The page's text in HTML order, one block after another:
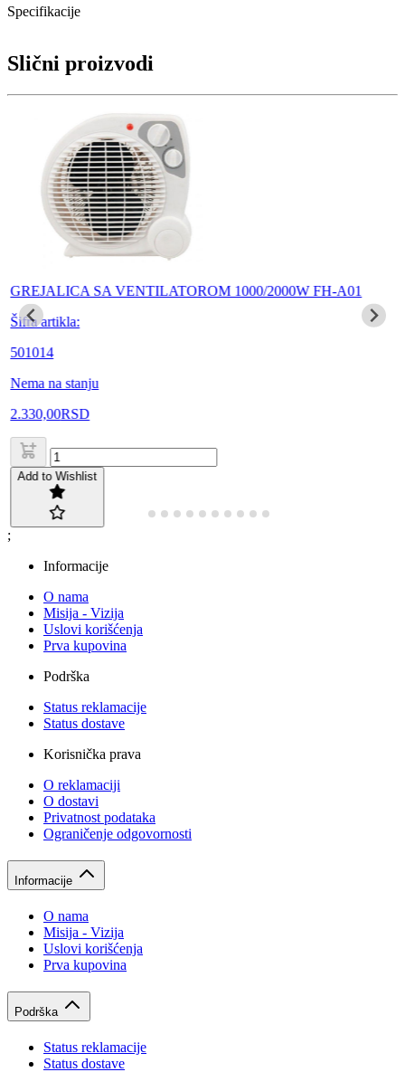
Specifikacije
Slični proizvodi
GREJALICA SA VENTILATOROM 1000/2000W FH-A01
Šifra artikla:
501014
Nema na stanju
2.330,00RSD
Add to Wishlist
;
Informacije
O nama
Misija - Vizija
Uslovi korišćenja
Prva kupovina
Podrška
Status reklamacije
Status dostave
Korisnička prava
O reklamaciji
O dostavi
Privatnost podataka
Ograničenje odgovornosti
Informacije
O nama
Misija - Vizija
Uslovi korišćenja
Prva kupovina
Podrška
Status reklamacije
Status dostave